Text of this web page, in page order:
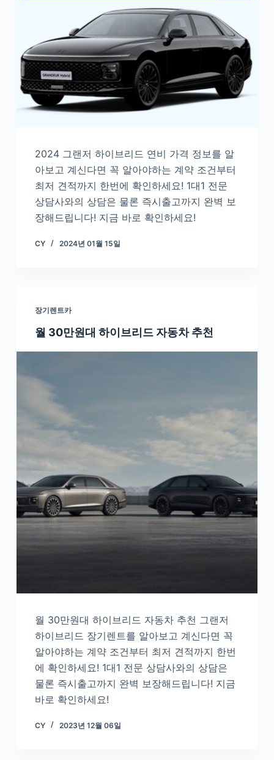
2024 그랜저 하이브리드 연비 가격 정보를 알
아보고 계신다면 꼭 알아야하는 계약 조건부터
최저 견적까지 한번에 확인하세요! 1대1 전문
상담사와의 상담은 물론 즉시출고까지 완벽 보
장해드립니다! 지금 바로 확인하세요!
CY 2024년 01월 15일
장기렌트카
월 30만원대 하이브리드 자동차 추천
월 30만원대 하이브리드 자동차 추천 그랜저
하이브리드 장기렌트를 알아보고 계신다면 꼭
알아야하는 계약 조건부터 최저 견적까지 한번
에 확인하세요! 1대1 전문 상담사와의 상담은
물론 즉시출고까지 완벽 보장해드립니다! 지금
바로 확인하세요!
CY 2023년 12월 06일